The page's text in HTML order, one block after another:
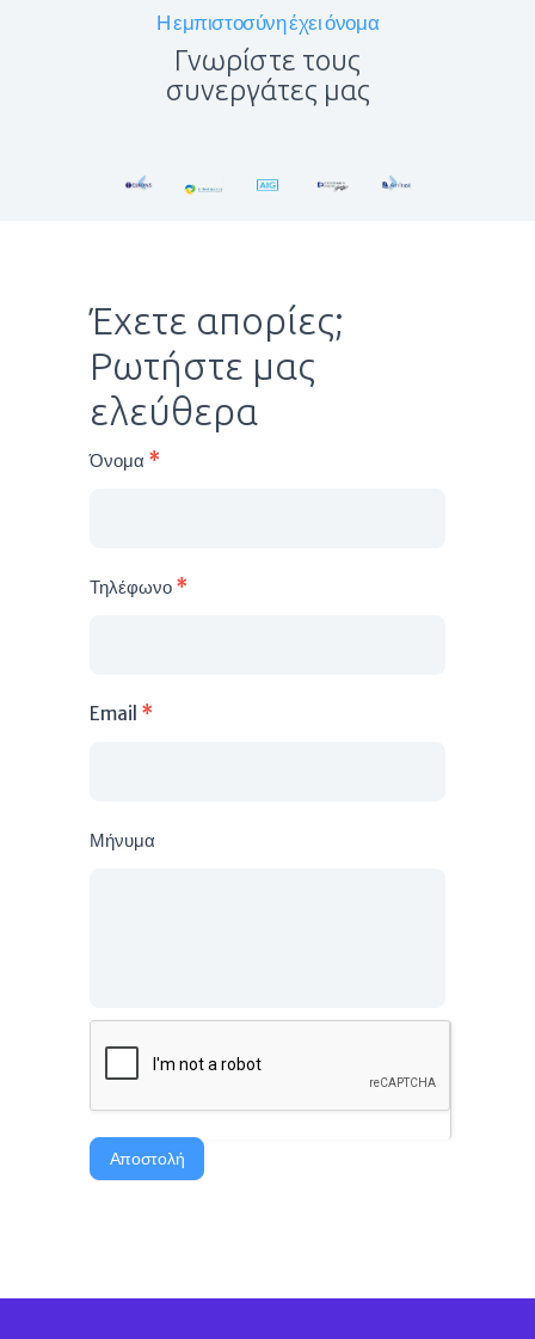
Η εμπιστοσύνη έχει όνομα
Γνωρίστε τους
συνεργάτες μας
Έχετε απορίες;
Ρωτήστε μας
ελεύθερα
Όνομα *
Τηλέφωνο *
Email *
Μήνυμα
Αποστολή